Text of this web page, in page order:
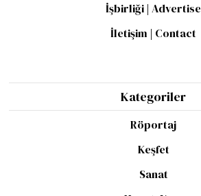
İşbirliği | Advertise
İletişim | Contact
Kategoriler
Röportaj
Keşfet
Sanat